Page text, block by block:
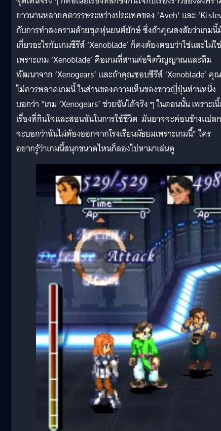
ยาวนานหลายศตวรรษระหว่างประเทศของ ‘Aveh’ และ
กับการทำสงครามด้วยชุดหุ่นยนต์ยักษ์ ซึ่งถ้าคุณสงสัยว่าเกมนี้
เกี่ยวอะไรกับเกมซีรีส์ ‘Xenoblade’ ก็คงต้องตอบว่าใช่และไม่ใช่
เพราะเกม ‘Xenoblade’ คือเกมที่สานต่อจิตวิญญาณและทีม
พัฒนาจาก ‘Xenogears’ และถ้าคุณชอบซีรีส์ ‘Xenoblade’ คุ
ไม่ควรพลาดเกมนี้ ในส่วนของความเห็นของชาวญี่ปุ่นท่านหนึ่ง
บอกว่า “เกม ‘Xenogears’ ช่วยฉันได้จริง ๆ ในตอนนั้น เพราะเ
เรื่องที่กินใจและสอนฉันในการใช้ชีวิต มันอาจจะค่อนข้างแปล
จะบอกว่าฉันไม่ต้องออกจากโรงเรียนมัธยมเพราะเกมนี้” ใคร
อยากรู้ว่าเกมนี้สนุกขนาดไหนก็ลองไปหามาเล่นดู